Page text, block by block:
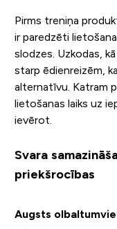
Pirms treniņa
ir paredzēti
slodzes. Uzkodas,
starp ēdienreizēm,
alternatīvu. Katram
lietošanas laiks uz
ievērot.
Svara
priekšrocības
Augsts